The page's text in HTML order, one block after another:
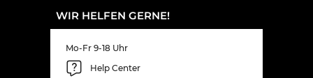
WIR HELFEN GERNE!
Mo-Fr 9-18 Uhr
Help Center